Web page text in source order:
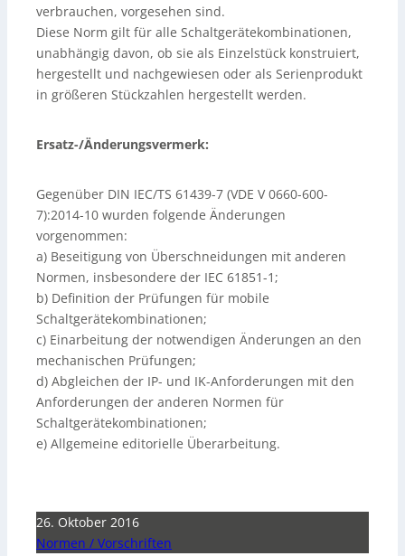
verbrauchen, vorgesehen sind.
Diese Norm gilt für alle Schaltgerätekombinationen,
unabhängig davon, ob sie als Einzelstück konstruiert,
hergestellt und nachgewiesen oder als Serienprodukt
in größeren Stückzahlen hergestellt werden.
Ersatz-/Änderungsvermerk:
Gegenüber DIN IEC/TS 61439-7 (VDE V 0660-600-
7):2014-10 wurden folgende Änderungen
vorgenommen:
a) Beseitigung von Überschneidungen mit anderen
Normen, insbesondere der IEC 61851-1;
b) Definition der Prüfungen für mobile
Schaltgerätekombinationen;
c) Einarbeitung der notwendigen Änderungen an den
mechanischen Prüfungen;
d) Abgleichen der IP- und IK-Anforderungen mit den
Anforderungen der anderen Normen für
Schaltgerätekombinationen;
e) Allgemeine editorielle Überarbeitung.
26. Oktober 2016
Normen / Vorschriften